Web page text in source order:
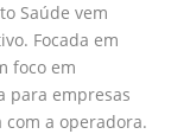
Saúde vem
Focada em
foco em
para empresas
a operadora.